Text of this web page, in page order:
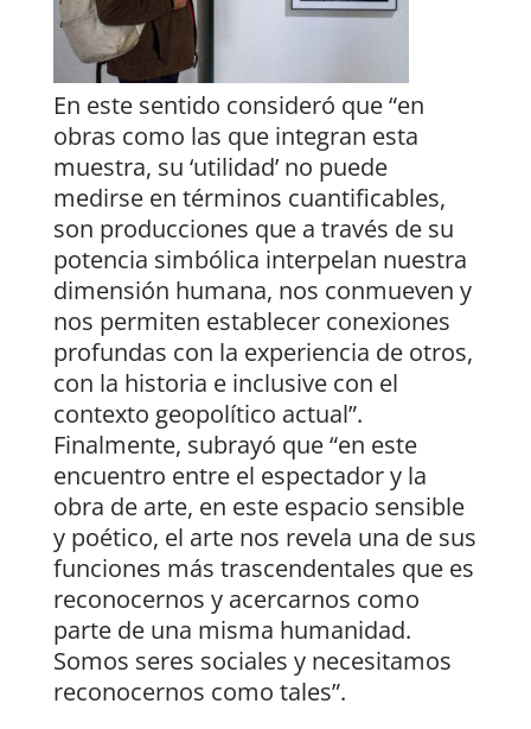
En este sentido consideró que “en
obras como las que integran esta
muestra, su ‘utilidad’ no puede
medirse en términos cuantificables,
son producciones que a través de su
potencia simbólica interpelan nuestra
dimensión humana, nos conmueven y
nos permiten establecer conexiones
profundas con la experiencia de otros,
con la historia e inclusive con el
contexto geopolítico actual”.
Finalmente, subrayó que “en este
encuentro entre el espectador y la
obra de arte, en este espacio sensible
y poético, el arte nos revela una de sus
funciones más trascendentales que es
reconocernos y acercarnos como
parte de una misma humanidad.
Somos seres sociales y necesitamos
reconocernos como tales”.